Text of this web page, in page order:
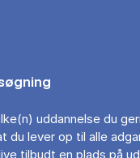
uddannelse du
du lever op til alle
tilbudt en plads på